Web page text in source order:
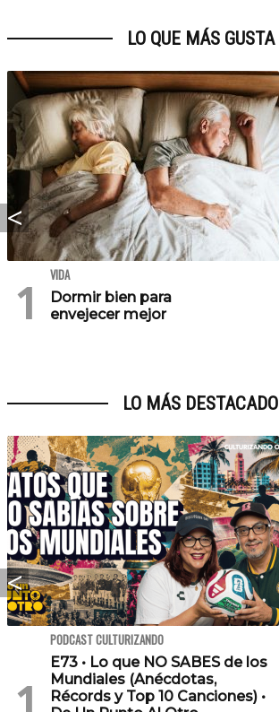
LO QUE MÁS GUSTA
VIDA
Dormir bien para
envejecer mejor
LO MÁS DESTACADO
PODCAST CULTURIZANDO
E73 • Lo que NO SABES de los
Mundiales (Anécdotas,
Récords y Top 10 Canciones) •